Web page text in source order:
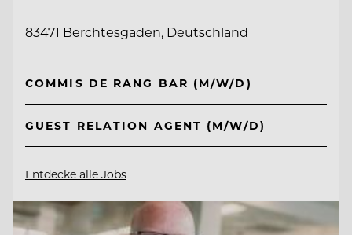
83471 Berchtesgaden, Deutschland
COMMIS DE RANG BAR (M/W/D)
GUEST RELATION AGENT (M/W/D)
Entdecke alle Jobs